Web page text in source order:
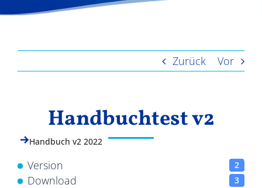
Zurück Vor
Handbuchtest v2
Handbuch v2 2022
Version 2
Download 3